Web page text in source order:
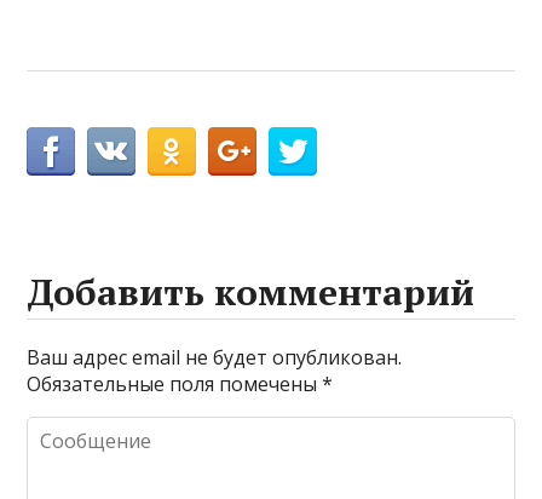
Добавить комментарий
Ваш адрес email не будет опубликован.
Обязательные поля помечены*